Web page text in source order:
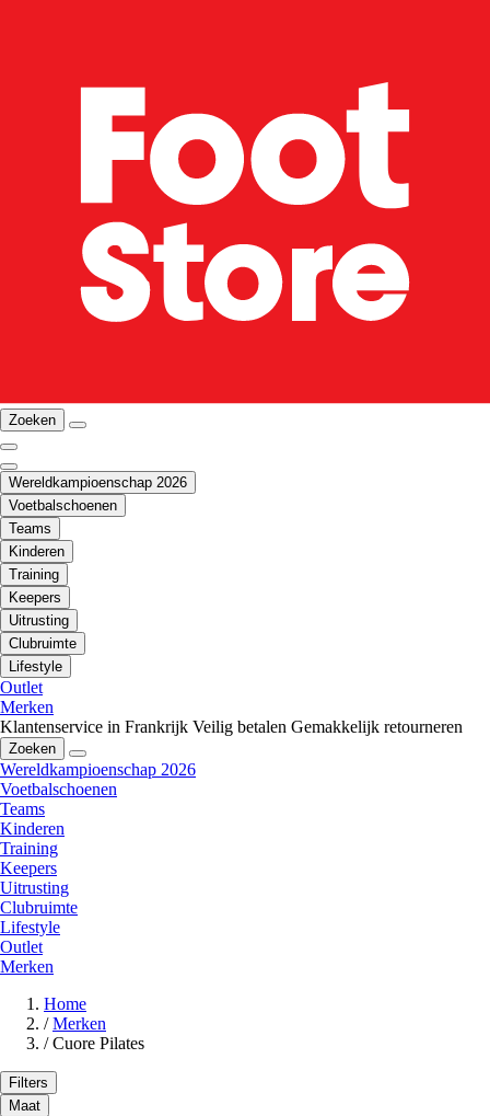
Zoeken
Wereldkampioenschap 2026
Voetbalschoenen
Teams
Kinderen
Training
Keepers
Uitrusting
Clubruimte
Lifestyle
Outlet
Merken
Klantenservice in Frankrijk Veilig betalen Gemakkelijk retourneren
Zoeken
Wereldkampioenschap 2026
Voetbalschoenen
Teams
Kinderen
Training
Keepers
Uitrusting
Clubruimte
Lifestyle
Outlet
Merken
Home
/ Merken
/ Cuore Pilates
Filters
Maat